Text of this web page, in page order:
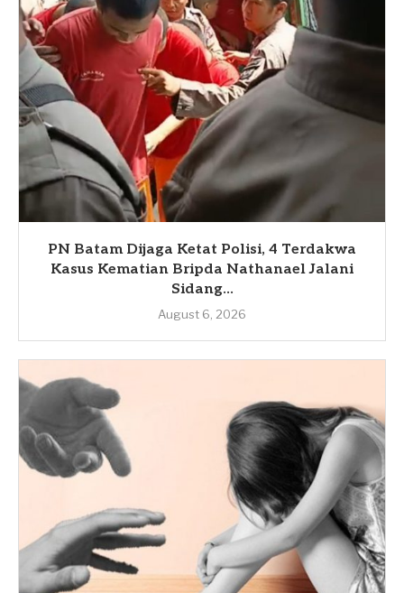
PN Batam Dijaga Ketat Polisi, 4 Terdakwa
Kasus Kematian Bripda Nathanael Jalani
Sidang...
August 6, 2026